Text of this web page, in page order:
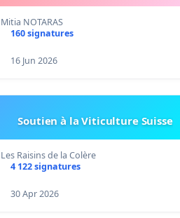
Mitia NOTARAS
160 signatures
16 Jun 2026
Soutien à la Viticulture Suisse
Les Raisins de la Colère
4 122 signatures
30 Apr 2026